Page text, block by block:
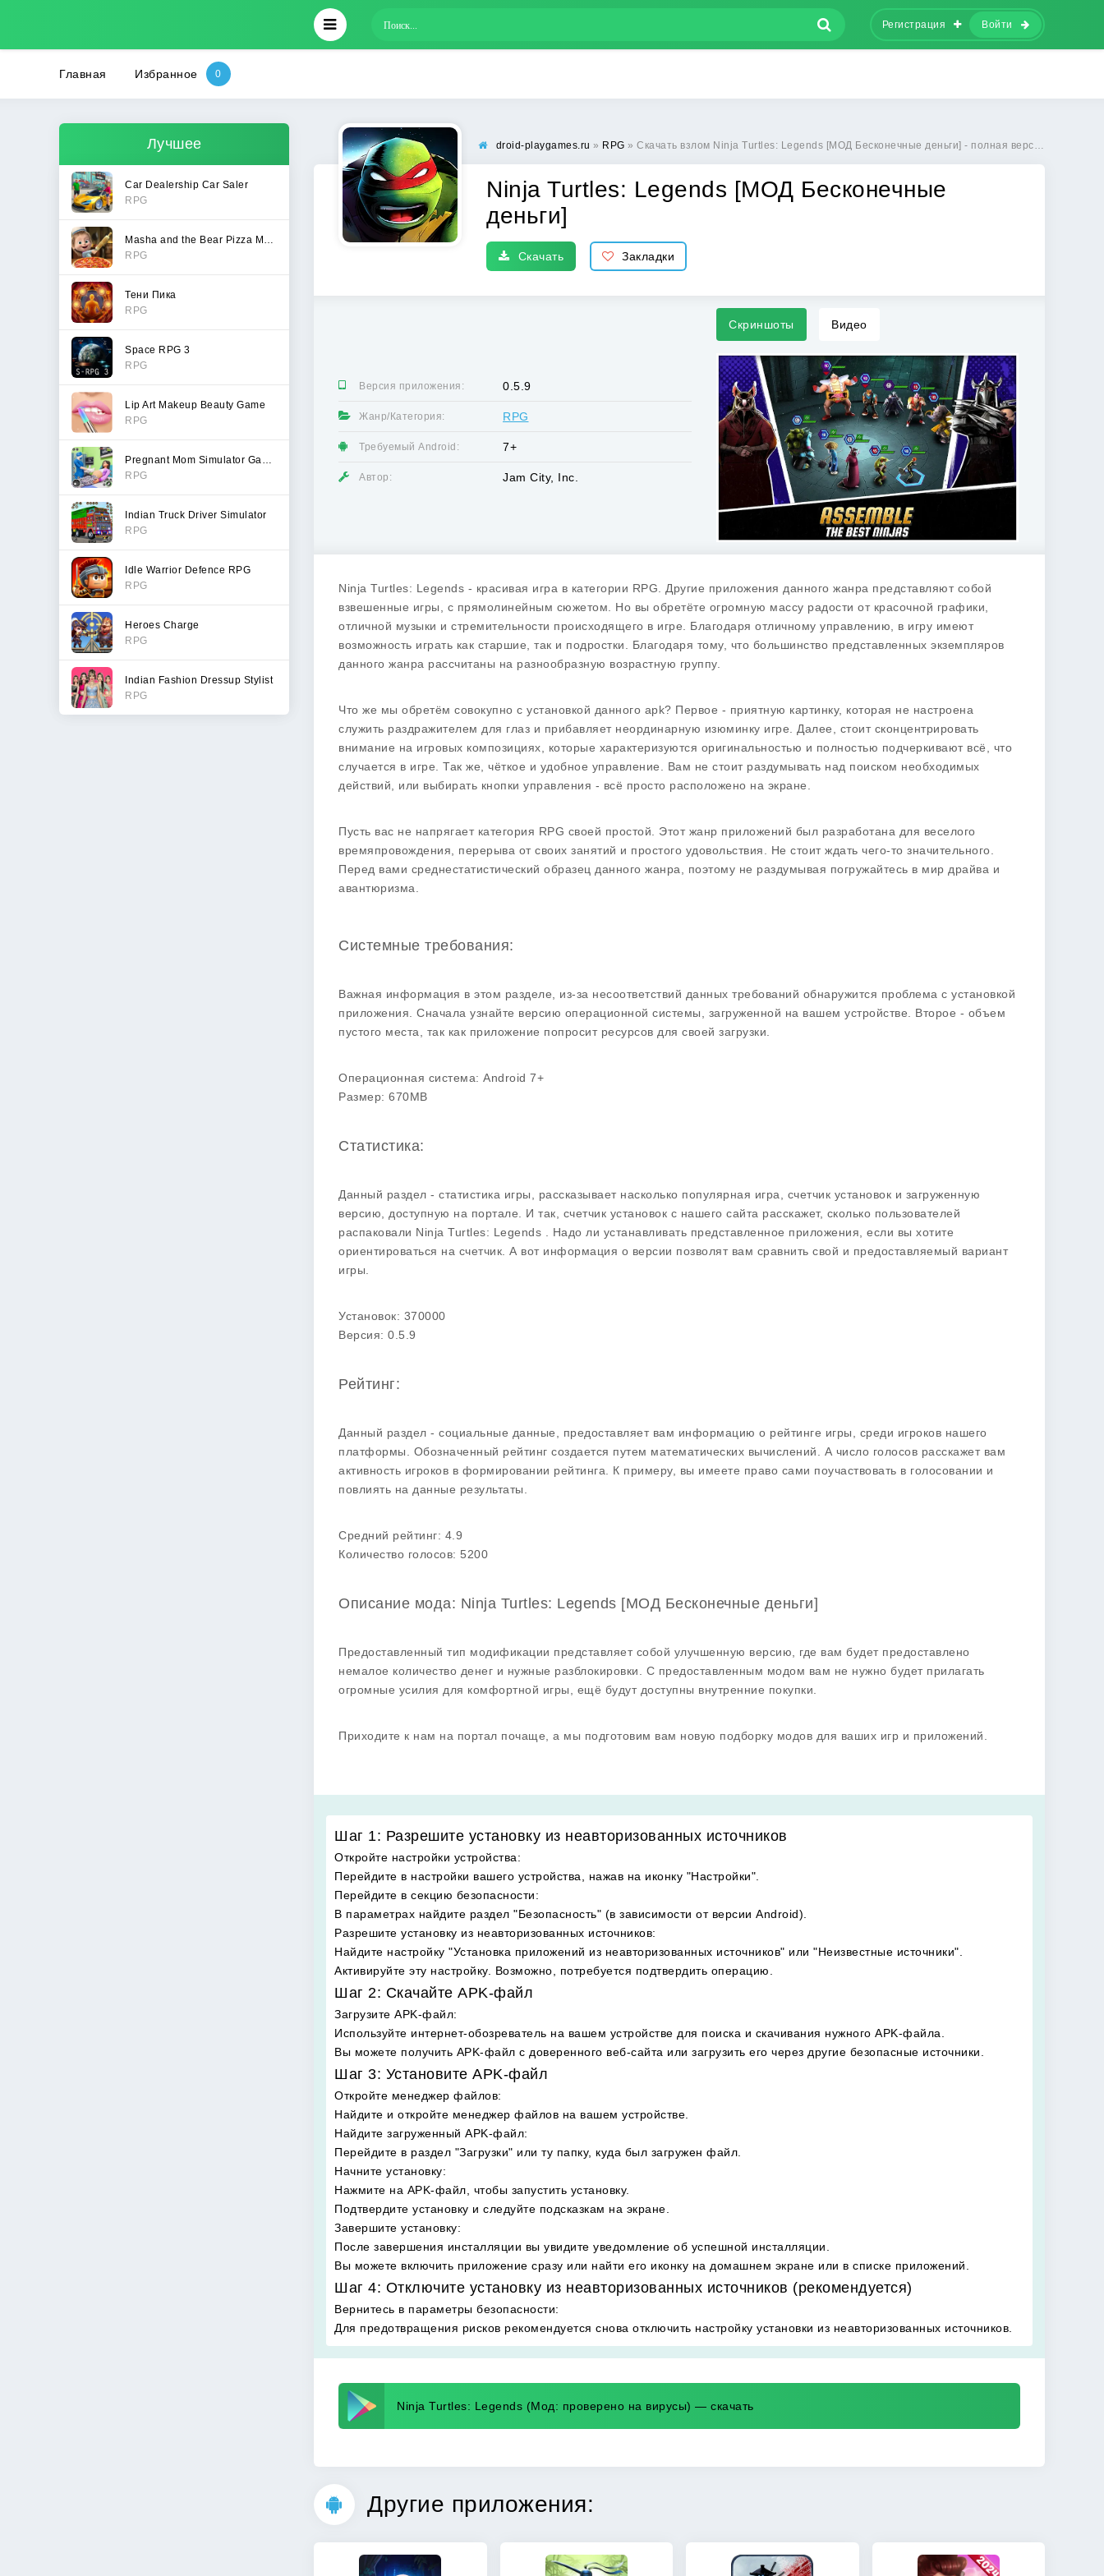
Регистрация Войти
Главная Избранное
Лучшее
Car Dealership Car Saler
RPG
RPG
Тени Пика
RPG
Space RPG 3
RPG
Lip Art Makeup Beauty Game
RPG
RPG
Indian Truck Driver Simulator
RPG
Idle Warrior Defence RPG
RPG
Heroes Charge
RPG
Indian Fashion Dressup Stylist
RPG
droid-playgames.ru » RPG » Скачать взлом Ninja Turtles: Legends [МОД Бесконечные деньги] - полная версия apk на Андроид
Ninja Turtles: Legends [МОД Бесконечные
деньги]
Скачать Закладки
Версия приложения: 0.5.9
Жанр/Категория: RPG
Требуемый Android: 7+
Автор: Jam City, Inc.
Скриншоты Видео
Ninja Turtles: Legends - красивая игра в категории RPG. Другие приложения данного жанра представляют собой
взвешенные игры, с прямолинейным сюжетом. Но вы обретёте огромную массу радости от красочной графики,
отличной музыки и стремительности происходящего в игре. Благодаря отличному управлению, в игру имеют
возможность играть как старшие, так и подростки. Благодаря тому, что большинство представленных экземпляров
данного жанра рассчитаны на разнообразную возрастную группу.
Что же мы обретём совокупно с установкой данного apk? Первое - приятную картинку, которая не настроена
служить раздражителем для глаз и прибавляет неординарную изюминку игре. Далее, стоит сконцентрировать
внимание на игровых композициях, которые характеризуются оригинальностью и полностью подчеркивают всё, что
случается в игре. Так же, чёткое и удобное управление. Вам не стоит раздумывать над поиском необходимых
действий, или выбирать кнопки управления - всё просто расположено на экране.
Пусть вас не напрягает категория RPG своей простой. Этот жанр приложений был разработана для веселого
времяпровождения, перерыва от своих занятий и простого удовольствия. Не стоит ждать чего-то значительного.
Перед вами среднестатистический образец данного жанра, поэтому не раздумывая погружайтесь в мир драйва и
авантюризма.
Системные требования:
Важная информация в этом разделе, из-за несоответствий данных требований обнаружится проблема с установкой
приложения. Сначала узнайте версию операционной системы, загруженной на вашем устройстве. Второе - объем
пустого места, так как приложение попросит ресурсов для своей загрузки.
Операционная система: Android 7+
Размер: 670MB
Статистика:
Данный раздел - статистика игры, рассказывает насколько популярная игра, счетчик установок и загруженную
версию, доступную на портале. И так, счетчик установок с нашего сайта расскажет, сколько пользователей
распаковали Ninja Turtles: Legends . Надо ли устанавливать представленное приложения, если вы хотите
ориентироваться на счетчик. А вот информация о версии позволят вам сравнить свой и предоставляемый вариант
игры.
Установок: 370000
Версия: 0.5.9
Рейтинг:
Данный раздел - социальные данные, предоставляет вам информацию о рейтинге игры, среди игроков нашего
платформы. Обозначенный рейтинг создается путем математических вычислений. А число голосов расскажет вам
активность игроков в формировании рейтинга. К примеру, вы имеете право сами поучаствовать в голосовании и
повлиять на данные результаты.
Средний рейтинг: 4.9
Количество голосов: 5200
Описание мода: Ninja Turtles: Legends [МОД Бесконечные деньги]
Предоставленный тип модификации представляет собой улучшенную версию, где вам будет предоставлено
немалое количество денег и нужные разблокировки. С предоставленным модом вам не нужно будет прилагать
огромные усилия для комфортной игры, ещё будут доступны внутренние покупки.
Приходите к нам на портал почаще, а мы подготовим вам новую подборку модов для ваших игр и приложений.
Шаг 1: Разрешите установку из неавторизованных источников
Откройте настройки устройства:
Перейдите в настройки вашего устройства, нажав на иконку "Настройки".
Перейдите в секцию безопасности:
В параметрах найдите раздел "Безопасность" (в зависимости от версии Android).
Разрешите установку из неавторизованных источников:
Найдите настройку "Установка приложений из неавторизованных источников" или "Неизвестные источники".
Активируйте эту настройку. Возможно, потребуется подтвердить операцию.
Шаг 2: Скачайте APK-файл
Загрузите APK-файл:
Используйте интернет-обозреватель на вашем устройстве для поиска и скачивания нужного APK-файла.
Вы можете получить APK-файл с доверенного веб-сайта или загрузить его через другие безопасные источники.
Шаг 3: Установите APK-файл
Откройте менеджер файлов:
Найдите и откройте менеджер файлов на вашем устройстве.
Найдите загруженный APK-файл:
Перейдите в раздел "Загрузки" или ту папку, куда был загружен файл.
Начните установку:
Нажмите на APK-файл, чтобы запустить установку.
Подтвердите установку и следуйте подсказкам на экране.
Завершите установку:
После завершения инсталляции вы увидите уведомление об успешной инсталляции.
Вы можете включить приложение сразу или найти его иконку на домашнем экране или в списке приложений.
Шаг 4: Отключите установку из неавторизованных источников (рекомендуется)
Вернитесь в параметры безопасности:
Для предотвращения рисков рекомендуется снова отключить настройку установки из неавторизованных источников.
Ninja Turtles: Legends (Мод: проверено на вирусы) — скачать
Другие приложения: